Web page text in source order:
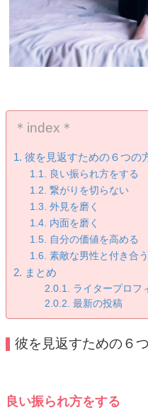
＊index＊
彼を見返すための６つの
良い振られ方をする
繋がりを切らない
外見を磨く
内面を磨く
自分の価値を高める
素敵な男性と付き合う
まとめ
ライタープロフ
最新の投稿
彼を見返すための６
良い振られ方をする